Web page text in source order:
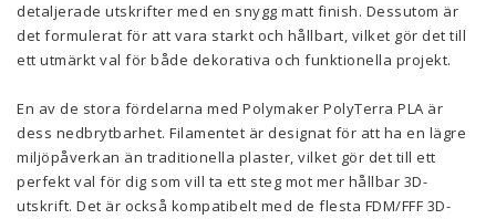
detaljerade utskrifter med en snygg matt finish. Dessutom är
det formulerat för att vara starkt och hållbart, vilket gör det till
ett utmärkt val för både dekorativa och funktionella projekt.
En av de stora fördelarna med Polymaker PolyTerra PLA är
dess nedbrytbarhet. Filamentet är designat för att ha en lägre
miljöpåverkan än traditionella plaster, vilket gör det till ett
perfekt val för dig som vill ta ett steg mot mer hållbar 3D-
utskrift. Det är också kompatibelt med de flesta FDM/FFF 3D-